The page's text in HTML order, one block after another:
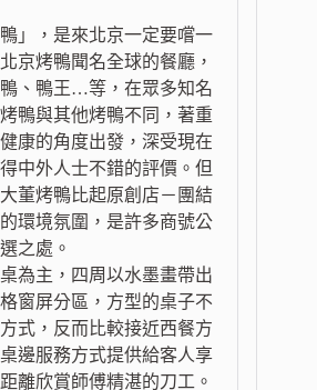
」，是來北京一定要嚐一
京烤鴨聞名全球的餐廳，
、鴨王…等，在眾多知名
鴨與其他烤鴨不同，著重
康的角度出發，深受現在
中外人士不錯的評價。但
董烤鴨比起原創店－團結
環境氛圍，是許多商號公
之處。
為主，四周以水墨畫帶出
窗屏分區，方型的桌子不
式，反而比較接近西餐方
邊服務方式提供給客人享
離欣賞師傅精湛的刀工。